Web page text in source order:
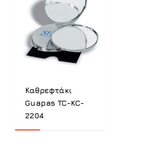
Καθρεφτάκι
Guapas TC-KC-
2204